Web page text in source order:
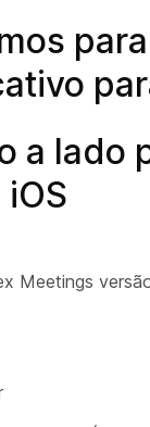
a lado
Meetings